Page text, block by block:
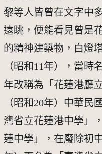
黎等人皆曾在文字中
遠眺，便能看見曾是
的精神建築物，白燈
（昭和11年），當時
年改稱為「花蓮港廳
（昭和20年）中華民
灣省立花蓮港中學」
蓮中學」，在廢除初